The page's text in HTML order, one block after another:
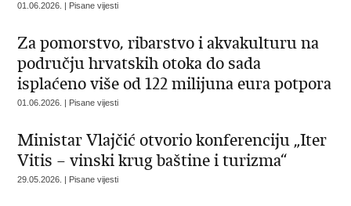
01.06.2026. | Pisane vijesti
Za pomorstvo, ribarstvo i akvakulturu na
području hrvatskih otoka do sada
isplaćeno više od 122 milijuna eura potpora
01.06.2026. | Pisane vijesti
Ministar Vlajčić otvorio konferenciju „Iter
Vitis – vinski krug baštine i turizma“
29.05.2026. | Pisane vijesti